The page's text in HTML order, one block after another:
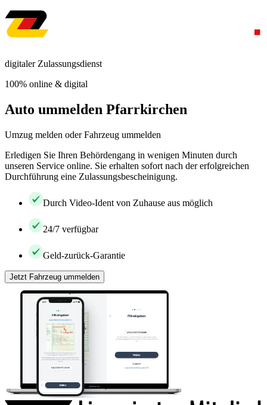
digitaler Zulassungsdienst
100% online & digital
Auto ummelden Pfarrkirchen
Umzug melden oder Fahrzeug ummelden
Erledigen Sie Ihren Behördengang in wenigen Minuten durch
unseren Service online. Sie erhalten sofort nach der erfolgreichen
Durchführung eine Zulassungsbescheinigung.
Durch Video-Ident von Zuhause aus möglich
24/7 verfügbar
Geld-zurück-Garantie
Jetzt Fahrzeug ummelden